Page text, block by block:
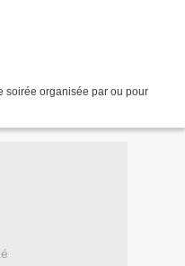
soirée organisée par ou pour